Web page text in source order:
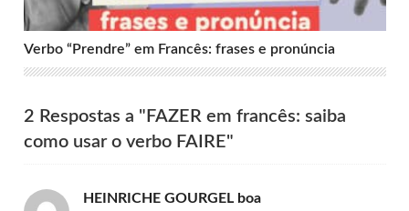
Verbo “Prendre” em Francês: frases e pronúncia
2 Respostas a "FAZER em francês: saiba
como usar o verbo FAIRE"
HEINRICHE GOURGEL boa